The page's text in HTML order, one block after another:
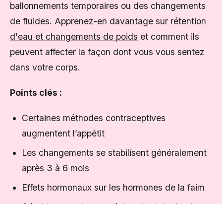
ballonnements temporaires ou des changements
de fluides. Apprenez-en davantage sur rétention
d'eau et changements de poids et comment ils
peuvent affecter la façon dont vous vous sentez
dans votre corps.
Points clés :
Certaines méthodes contraceptives
augmentent l’appétit
Les changements se stabilisent généralement
après 3 à 6 mois
Effets hormonaux sur les hormones de la faim